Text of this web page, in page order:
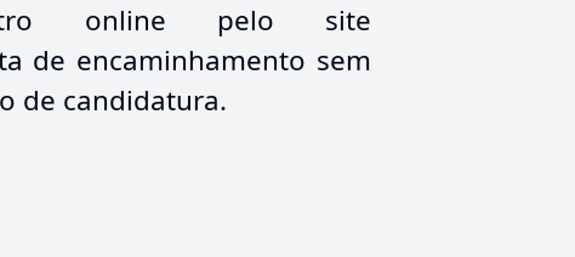
online pelo site
de encaminhamento sem
de candidatura.